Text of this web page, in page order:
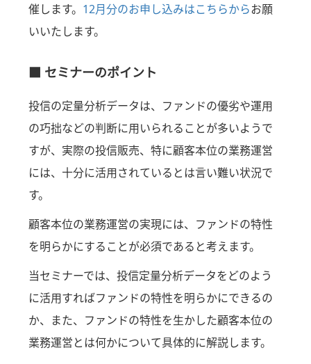
催します。 12月分のお申し込みはこちらからお願
いいたします。
■ セミナーのポイント
投信の定量分析データは、ファンドの優劣や運用
の巧拙などの判断に用いられることが多いようで
すが、実際の投信販売、特に顧客本位の業務運営
には、十分に活用されているとは言い難い状況で
す。
顧客本位の業務運営の実現には、ファンドの特性
を明らかにすることが必須であると考えます。
当セミナーでは、投信定量分析データをどのよう
に活用すればファンドの特性を明らかにできるの
か、また、ファンドの特性を生かした顧客本位の
業務運営とは何かについて具体的に解説します。